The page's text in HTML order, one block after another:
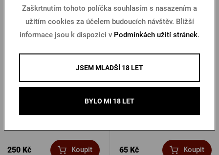
Sklenice 0,3l Radegast 5+1
zdarma
250 Kč Koupit
Dřevěný podtácek Radegast
Bůh
65 Kč Koupit
Zaškrtnutím tohoto políčka souhlasím s nasazením a
užitím cookies za účelem budoucích návštěv. Bližší
informace jsou k dispozici v Podmínkách užití stránek.
JSEM MLADŠÍ 18 LET
BYLO MI 18 LET